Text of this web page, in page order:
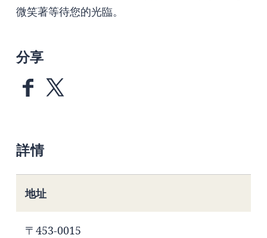
微笑著等待您的光臨。
分享
詳情
地址
〒453-0015